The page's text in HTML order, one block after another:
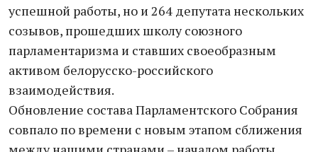
успешной работы, но и 264 депутата нескольких
созывов, прошедших школу союзного
парламентаризма и ставших своеобразным
активом белорусско-российского
взаимодействия.
Обновление состава Парламентского Собрания
совпало по времени с новым этапом сближения